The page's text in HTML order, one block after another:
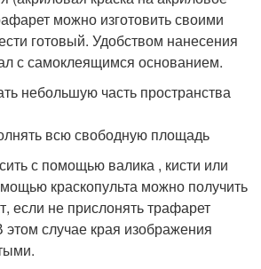
можно изготовить своими
готовый. Удобством нанесения
с самоклеящимся основанием.
небольшую часть пространства
всю свободную площадь
с помощью валика , кисти или
краскопульта можно получить
если не прислонять трафарет
этом случае края изображения